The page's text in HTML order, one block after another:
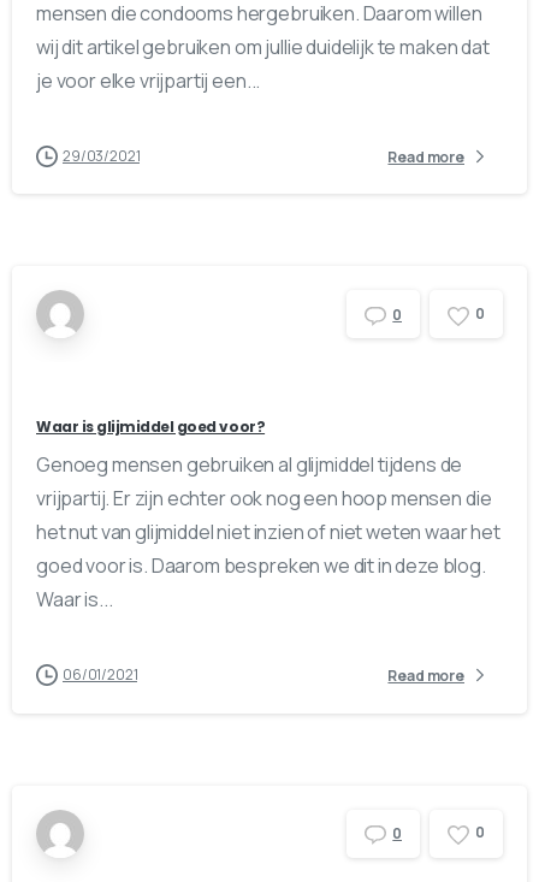
mensen die condooms hergebruiken. Daarom willen
wij dit artikel gebruiken om jullie duidelijk te maken dat
je voor elke vrijpartij een...
29/03/2021 Read more
0 0
Waar is glijmiddel goed voor?
Genoeg mensen gebruiken al glijmiddel tijdens de
vrijpartij. Er zijn echter ook nog een hoop mensen die
het nut van glijmiddel niet inzien of niet weten waar het
goed voor is. Daarom bespreken we dit in deze blog.
Waar is...
06/01/2021 Read more
0 0